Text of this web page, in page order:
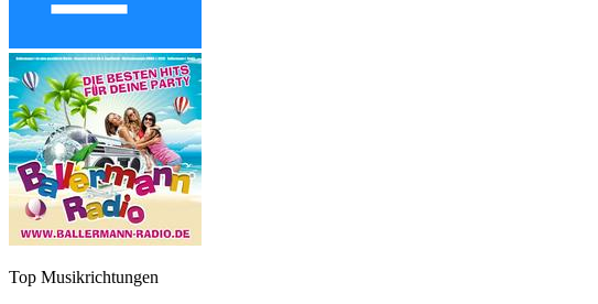
Top Musikrichtungen